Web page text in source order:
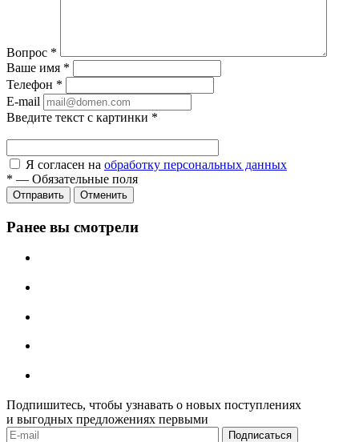
Вопрос *
Ваше имя *
Телефон *
E-mail
Введите текст с картинки *
Я согласен на обработку персональных данных
* — Обязательные поля
Отправить Отменить
Ранее вы смотрели
Подпишитесь, чтобы узнавать о новых поступлениях
и выгодных предложениях первыми